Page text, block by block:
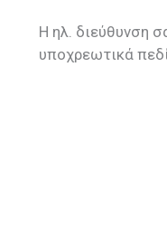
Η ηλ. διεύθυνση
υποχρεωτικά